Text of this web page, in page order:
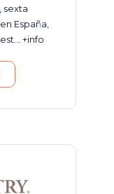
sexta
España,
+info